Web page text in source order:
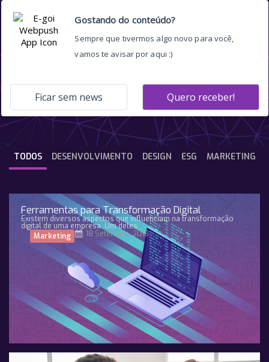
inbound
DESENVOLVIMENTO DESIGN ESG MARKETING
TODOS
Ferramentas para Transformação Digital
Existem diversos aspectos que influenciam na transformação
digital de uma empresa. Um deles
Marketing
18 Setembro, 2018